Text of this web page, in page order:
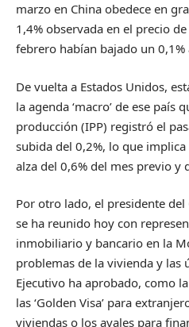
marzo en China obedece en
1,4% observada en el precio
febrero habían bajado un 0,1%
De vuelta a Estados Unidos,
la agenda ‘macro’ de ese país
producción (IPP) registró el
subida del 0,2%, lo que
alza del 0,6% del mes previo y
Por otro lado, el presidente del
se ha reunido hoy con
inmobiliario y bancario en la
problemas de la vivienda y las
Ejecutivo ha aprobado, como
las ‘Golden Visa’ para
viviendas o los avales para